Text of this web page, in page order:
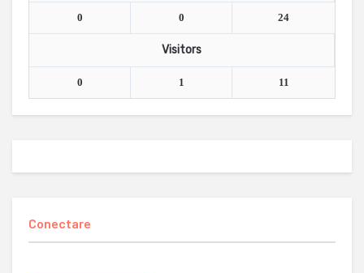
0 0 24
Visitors
0 1 11
Conectare